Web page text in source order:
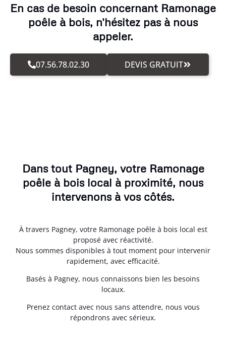
En cas de besoin concernant Ramonage
poêle à bois, n'hésitez pas à nous
appeler.
07.56.78.02.30 DEVIS GRATUIT
Dans tout Pagney, votre Ramonage
poêle à bois local à proximité, nous
intervenons à vos côtés.
À travers Pagney, votre Ramonage poêle à bois local est
proposé avec réactivité.
Nous sommes disponibles à tout moment pour intervenir
rapidement, avec efficacité.
Basés à Pagney, nous connaissons bien les besoins
locaux.
Prenez contact avec nous sans attendre, nous vous
répondrons avec sérieux.